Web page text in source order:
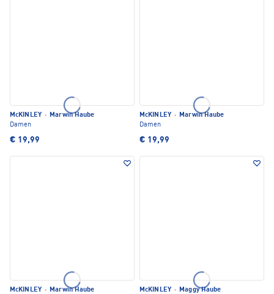
McKINLEY · Marwin Haube
Damen
€ 19,99
McKINLEY · Marwin Haube
Damen
€ 19,99
McKINLEY · Marwin Haube
McKINLEY · Maggy Haube